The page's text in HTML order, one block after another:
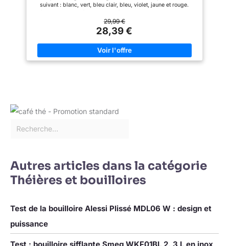
x 19 cm.
suivant : blanc, vert, bleu clair, bleu, violet, jaune et rouge.
°C par pas. Affichage numérique de la température avec
touches tactiles. Affiche la température réelle de l'eau Fonction
de maintien au chaud avec maintien de la température
souhaitée pendant 2 heures. La fonction "Maintien au chaud"
permet désormais de sélectionner une température comprise
entre 40 et 100℃, avec en incréments de 10℃. La fonction
faisant bouillir du vinaigre ou du jus de citron mélangé à de
29,99 €
28,39 €
Autres articles dans la catégorie
Théières et bouilloires
Test de la bouilloire Alessi Plissé MDL06 W : design et
puissance